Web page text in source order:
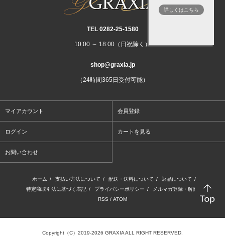
TEL 0282‐25‐1580
10:00 ～ 18:00（日祝除く）
shop@graxia.jp
（24時間365日受付可能）
マイアカウント 会員登録
ログイン カートを見る
お問い合わせ
ホーム / 支払い方法について / 配送・送料について / 返品について /
特定商取引法に基づく表記 / プライバシーポリシー / メルマガ登録・解除
RSS / ATOM
Copyright（C）2019-2026 GRAXIA ALL RIGHT RESERVED.
詳しくはこちら